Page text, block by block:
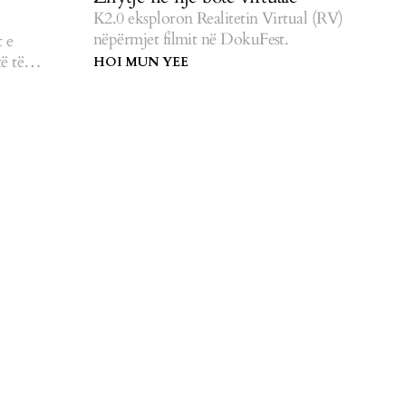
e
të
K2.0 eksploron Realitetin Virtual (RV)
nëpërmjet filmit në DokuFest.
HOI MUN YEE